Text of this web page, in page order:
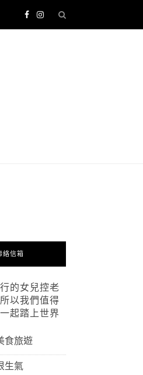
絡信箱
的女兒控老
以我們值得
起踏上世界
食旅遊
生氣